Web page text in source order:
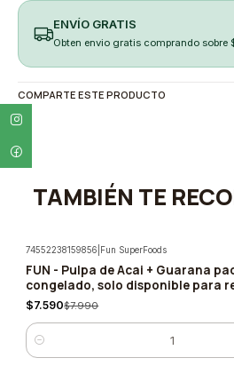
ENVÍO GRATIS
Obten envio gratis comprando
COMPARTE ESTE PRODUCTO
TAMBIÉN TE
-5%
74552238159856 Fun SuperFoods
FUN - Pulpa de Acai + Guarana
congelado, solo disponible para
$7.590$7.990
Cantidad